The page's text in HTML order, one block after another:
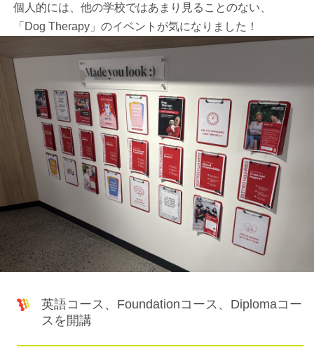
個人的には、他の学校ではあまり見ることのない、
「Dog Therapy」のイベントが気になりました！
英語コース、Foundationコース、Diplomaコー
スを開講